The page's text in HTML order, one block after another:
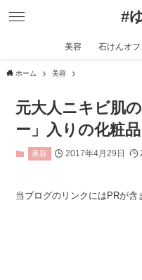
#
美容 石けんオフ
ホーム 美容
元大人ニキビ肌
ー」入りの化粧
美容 2017年4月29日
当ブログのリンクにはPRが含